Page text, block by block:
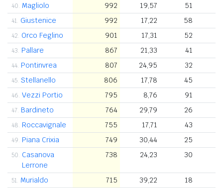
40. Magliolo 992 19,57 51
41. Giustenice 992 17,22 58
42. Orco Feglino 901 17,31 52
43. Pallare 867 21,33 41
44. Pontinvrea 807 24,95 32
45. Stellanello 806 17,78 45
46. Vezzi Portio 795 8,76 91
47. Bardineto 764 29,79 26
48. Roccavignale 755 17,71 43
49. Piana Crixia 749 30,44 25
50. Casanova
Lerrone
738 24,23 30
51. Murialdo 715 39,22 18